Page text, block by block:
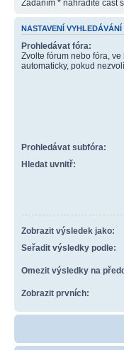
Zadáním * nahradíte část
NASTAVENÍ VYHLEDÁVÁNÍ
Prohledávat fóra:
Zvolte fórum nebo fóra,
automaticky, pokud
Prohledávat subfóra:
Hledat uvnitř:
Zobrazit výsledek jako:
Seřadit výsledky podle:
Omezit výsledky na
Zobrazit prvních: